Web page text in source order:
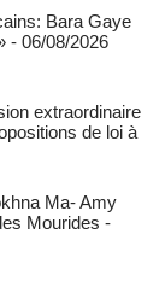
Bara Gaye
- 06/08/2026
extraordinaire
de loi à
Ma- Amy
Mourides -